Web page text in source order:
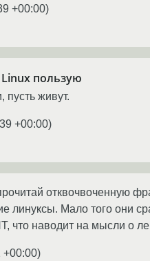
+00:00)
пользую
пусть живут.
+00:00)
отквочвоченную
линуксы. Мало того они
что наводит на мысли о
+00:00)